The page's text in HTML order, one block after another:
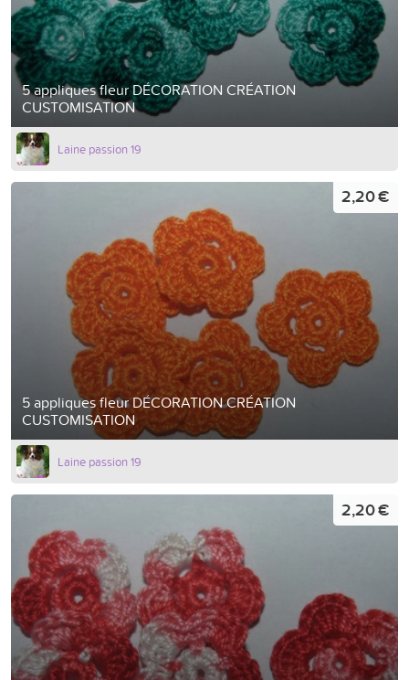
5 appliques fleur DÉCORATION CRÉATION
CUSTOMISATION
Laine passion 19
5 appliques fleur DÉCORATION CRÉATION
CUSTOMISATION
2,20 €
Laine passion 19
2,20 €